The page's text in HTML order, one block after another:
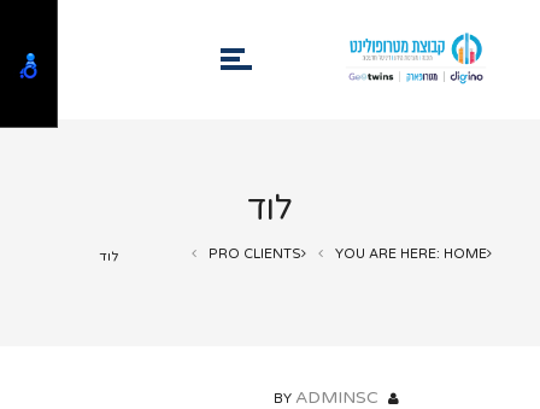
לוד
YOU ARE HERE: HOME
PRO CLIENTS לוד
ADMINSC